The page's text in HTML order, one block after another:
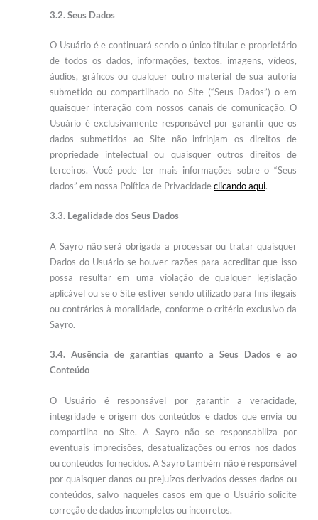
3.2. Seus Dados
O Usuário é e continuará sendo o único titular e proprietário
de todos os dados, informações, textos, imagens, vídeos,
áudios, gráficos ou qualquer outro material de sua autoria
submetido ou compartilhado no Site (“Seus Dados”) o em
quaisquer interação com nossos canais de comunicação. O
Usuário é exclusivamente responsável por garantir que os
dados submetidos ao Site não infrinjam os direitos de
propriedade intelectual ou quaisquer outros direitos de
terceiros. Você pode ter mais informações sobre o “Seus
dados” em nossa Política de Privacidadeclicando aqui.
3.3. Legalidade dos Seus Dados
A Sayro não será obrigada a processar ou tratar quaisquer
Dados do Usuário se houver razões para acreditar que isso
possa resultar em uma violação de qualquer legislação
aplicável ou se o Site estiver sendo utilizado para fins ilegais
ou contrários à moralidade, conforme o critério exclusivo da
Sayro.
3.4. Ausência de garantias quanto a Seus Dados e ao
Conteúdo
O Usuário é responsável por garantir a veracidade,
integridade e origem dos conteúdos e dados que envia ou
compartilha no Site. A Sayro não se responsabiliza por
eventuais imprecisões, desatualizações ou erros nos dados
ou conteúdos fornecidos. A Sayro também não é responsável
por quaisquer danos ou prejuízos derivados desses dados ou
conteúdos, salvo naqueles casos em que o Usuário solicite
correção de dados incompletos ou incorretos.